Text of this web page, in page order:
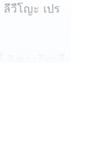
วีโญะ เปร
าว ต่อจาก